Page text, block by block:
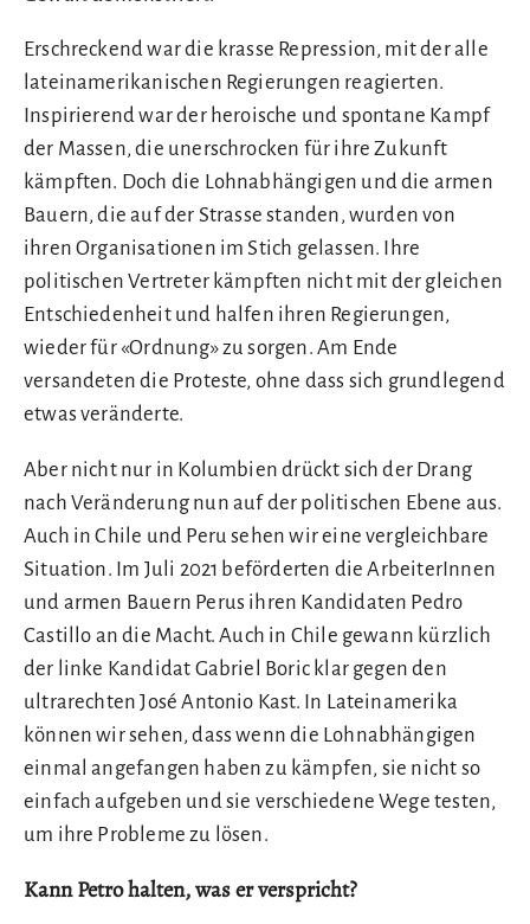
Erschreckend war die krasse Repression, mit der alle
lateinamerikanischen Regierungen reagierten.
Inspirierend war der heroische und spontane Kampf
der Massen, die unerschrocken für ihre Zukunft
kämpften. Doch die Lohnabhängigen und die armen
Bauern, die auf der Strasse standen, wurden von
ihren Organisationen im Stich gelassen. Ihre
politischen Vertreter kämpften nicht mit der gleichen
Entschiedenheit und halfen ihren Regierungen,
wieder für «Ordnung» zu sorgen. Am Ende
versandeten die Proteste, ohne dass sich grundlegend
etwas veränderte.
Aber nicht nur in Kolumbien drückt sich der Drang
nach Veränderung nun auf der politischen Ebene aus.
Auch in Chile und Peru sehen wir eine vergleichbare
Situation. Im Juli 2021 beförderten die ArbeiterInnen
und armen Bauern Perus ihren Kandidaten Pedro
Castillo an die Macht. Auch in Chile gewann kürzlich
der linke Kandidat Gabriel Boric klar gegen den
ultrarechten José Antonio Kast. In Lateinamerika
können wir sehen, dass wenn die Lohnabhängigen
einmal angefangen haben zu kämpfen, sie nicht so
einfach aufgeben und sie verschiedene Wege testen,
um ihre Probleme zu lösen.
Kann Petro halten, was er verspricht?